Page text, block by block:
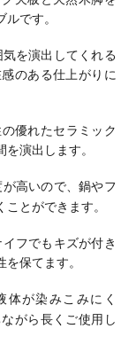
です。
を演出してくれる
のある仕上がりに
優れたセラミック
演出します。
が高いので、鍋やフ
とができます。
フでもキズが付き
保てます。
体が染みこみにく
がら長くご使用し